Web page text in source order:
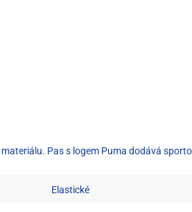
Pas s logem Puma dodává
Elastické